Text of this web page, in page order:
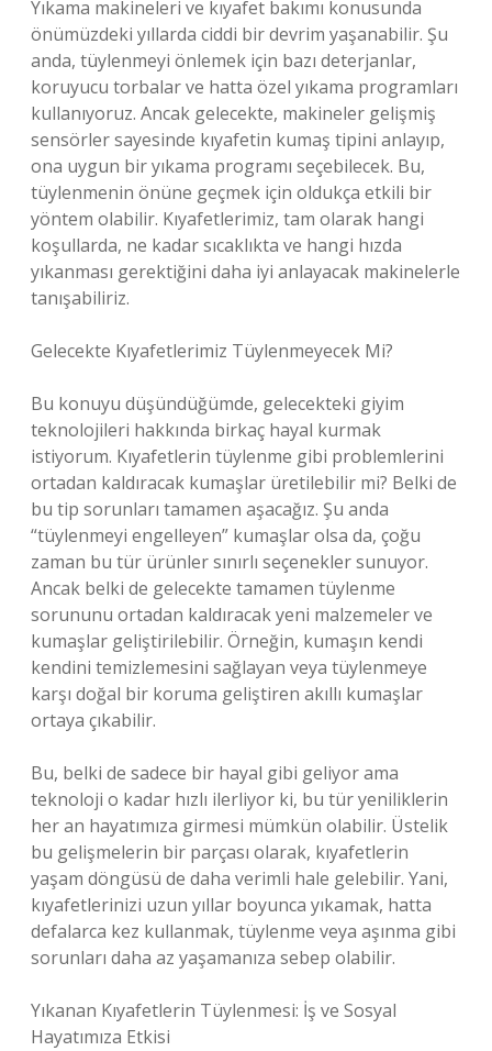
Yıkama makineleri ve kıyafet bakımı konusunda
önümüzdeki yıllarda ciddi bir devrim yaşanabilir. Şu
anda, tüylenmeyi önlemek için bazı deterjanlar,
koruyucu torbalar ve hatta özel yıkama programları
kullanıyoruz. Ancak gelecekte, makineler gelişmiş
sensörler sayesinde kıyafetin kumaş tipini anlayıp,
ona uygun bir yıkama programı seçebilecek. Bu,
tüylenmenin önüne geçmek için oldukça etkili bir
yöntem olabilir. Kıyafetlerimiz, tam olarak hangi
koşullarda, ne kadar sıcaklıkta ve hangi hızda
yıkanması gerektiğini daha iyi anlayacak makinelerle
tanışabiliriz.
Gelecekte Kıyafetlerimiz Tüylenmeyecek Mi?
Bu konuyu düşündüğümde, gelecekteki giyim
teknolojileri hakkında birkaç hayal kurmak
istiyorum. Kıyafetlerin tüylenme gibi problemlerini
ortadan kaldıracak kumaşlar üretilebilir mi? Belki de
bu tip sorunları tamamen aşacağız. Şu anda
“tüylenmeyi engelleyen” kumaşlar olsa da, çoğu
zaman bu tür ürünler sınırlı seçenekler sunuyor.
Ancak belki de gelecekte tamamen tüylenme
sorununu ortadan kaldıracak yeni malzemeler ve
kumaşlar geliştirilebilir. Örneğin, kumaşın kendi
kendini temizlemesini sağlayan veya tüylenmeye
karşı doğal bir koruma geliştiren akıllı kumaşlar
ortaya çıkabilir.
Bu, belki de sadece bir hayal gibi geliyor ama
teknoloji o kadar hızlı ilerliyor ki, bu tür yeniliklerin
her an hayatımıza girmesi mümkün olabilir. Üstelik
bu gelişmelerin bir parçası olarak, kıyafetlerin
yaşam döngüsü de daha verimli hale gelebilir. Yani,
kıyafetlerinizi uzun yıllar boyunca yıkamak, hatta
defalarca kez kullanmak, tüylenme veya aşınma gibi
sorunları daha az yaşamanıza sebep olabilir.
Yıkanan Kıyafetlerin Tüylenmesi: İş ve Sosyal
Hayatımıza Etkisi